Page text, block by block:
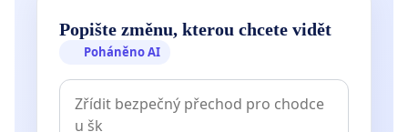
Popište změnu, kterou chcete vidět
Poháněno AI